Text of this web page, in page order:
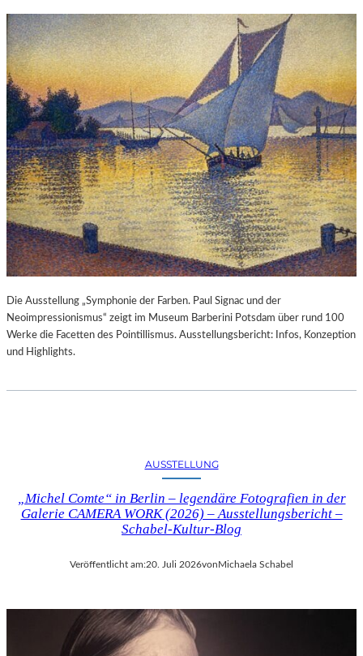
Die Ausstellung „Symphonie der Farben. Paul Signac und der
Neoimpressionismus“ zeigt im Museum Barberini Potsdam über rund 100
Werke die Facetten des Pointillismus. Ausstellungsbericht: Infos, Konzeption
und Highlights.
AUSSTELLUNG
„Michel Comte“ in Berlin – legendäre Fotografien in der
Galerie CAMERA WORK (2026) – Ausstellungsbericht –
Schabel-Kultur-Blog
Veröffentlicht am:20. Juli 2026von Michaela Schabel